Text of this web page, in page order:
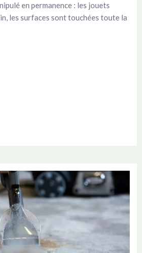
en permanence : les jouets
les surfaces sont touchées toute la